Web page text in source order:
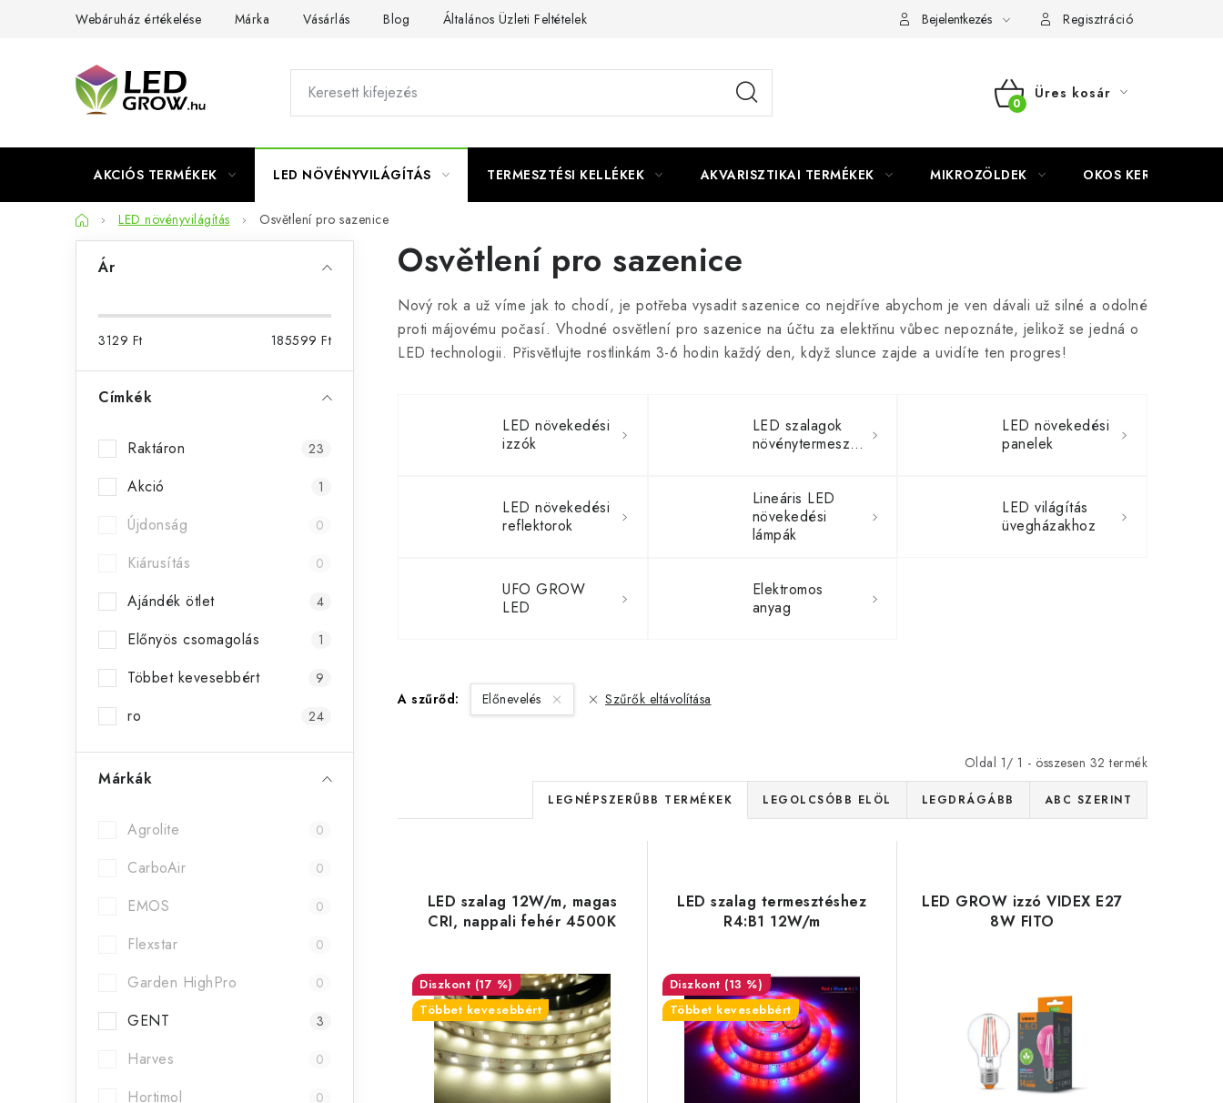
Webáruház értékelése Márka Vásárlás Blog Általános Üzleti Feltételek Bejelentkezés Regisztráció
KOSÁR
Üres kosár
AKCIÓS TERMÉKEK LED NÖVÉNYVILÁGÍTÁS TERMESZTÉSI KELLÉKEK AKVARISZTIKAI TERMÉKEK MIKROZÖLDEK OKOS KERT
KezdőlapLED növényvilágítás Osvětlení pro sazenice
a
Ár
3129 Ft 185599 Ft
Címkék
Raktáron 23
Akció 1
Újdonság 0
Kiárusítás 0
Ajándék ötlet 4
Előnyös csomagolás 1
Többet kevesebbért 9
ro 24
Márkák
Agrolite 0
CarboAir 0
EMOS 0
Flexstar 0
Garden HighPro 0
GENT 3
Harves 0
Hortimol 0
Osvětlení pro sazenice
Nový rok a už víme jak to chodí, je potřeba vysadit sazenice co nejdříve abychom je ven dávali už silné a odolné
proti májovému počasí. Vhodné osvětlení pro sazenice na účtu za elektřinu vůbec nepoznáte, jelikož se jedná o
LED technologii. Přisvětlujte rostlinkám 3-6 hodin každý den, když slunce zajde a uvidíte ten progres!
LED növekedési
izzók
LED szalagok
növénytermesztéshez
LED növekedési
panelek
LED növekedési
reflektorok
Lineáris LED
növekedési
lámpák
LED világítás
üvegházakhoz
UFO GROW
LED
Elektromos
anyag
A szűrőd: Előnevelés Szűrők eltávolítása
Oldal 1/ 1 - összesen 32 termék
T
e
m
é
k
e
k
r
LEGNÉPSZERŰBB TERMÉKEK LEGOLCSÓBB ELÖL LEGDRÁGÁBB ABC SZERINT
é
k
LED szalag 12W/m, magas
CRI, nappali fehér 4500K
(17 %)
Többet kevesebbért
LED szalag termesztéshez
R4:B1 12W/m
(13 %)
Többet kevesebbért
LED GROW izzó VIDEX E27
8W FITO